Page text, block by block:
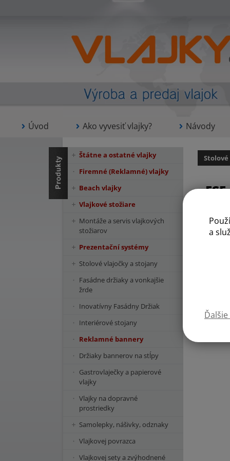
a
Úvod Ako vyvesiť vlajky? Návody
ESF
Štátne a ostatné vlajky
Firemné (Reklamné) vlajky
Beach vlajky
Vlajkové stožiare
Montáže a servis vlajkových
stožiarov
Prezentační systémy
Stolové vlajočky a stojany
Fasádne držiaky a vonkajšie
žrde
Inovatívny Fasádny Držiak
Interiérové stojany
Reklamné bannery
Držiaky bannerov na stĺpy
Gastrovlaječky a papierové
vlajky
Vlajky na dopravné
prostriedky
Samolepky, nášivky, odznaky
Vlajkovej povrazca
Vlajkovej sety a zvýhodnené